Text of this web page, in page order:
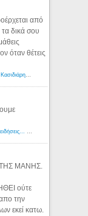
από
δικά σου
όταν θέτεις
Αμερικανοί ρατσιστές αναρωτιούνται αν ο Ηλίας Κασιδιάρης ανήκει στη λευκή φυλή... - Λόγιος Ερμής
Ένα βιβλίο που πολεμήθηκε γιατί ξυπνούσε συνειδήσεις... - Λόγιος Ερμής | Η γνώση ξεκινάει με την αναζήτηση...
ΤΗΣ ΜΑΝΗΣ.
ούτε
την
εκεί κατω.